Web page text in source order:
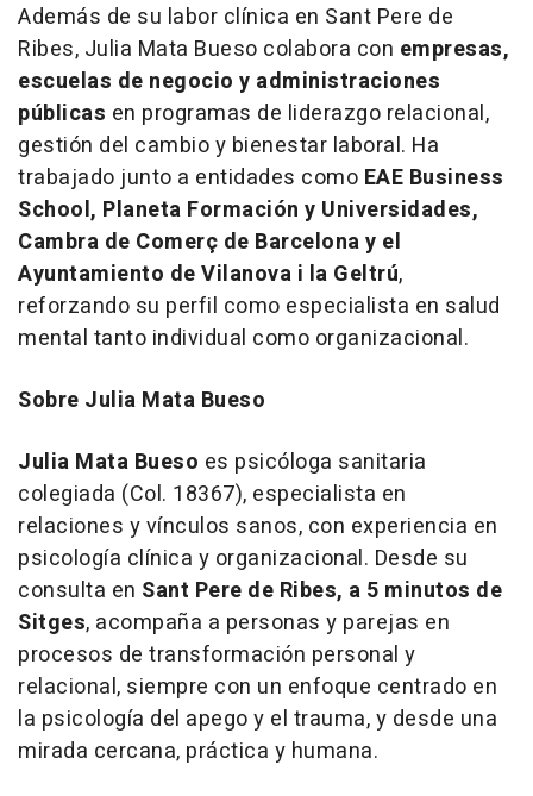
Además de su labor clínica en Sant Pere de
Ribes, Julia Mata Bueso colabora con empresas,
escuelas de negocio y administraciones
públicas en programas de liderazgo relacional,
gestión del cambio y bienestar laboral. Ha
trabajado junto a entidades como EAE Business
School, Planeta Formación y Universidades,
Cambra de Comerç de Barcelona y el
Ayuntamiento de Vilanova i la Geltrú,
reforzando su perfil como especialista en salud
mental tanto individual como organizacional.
Sobre Julia Mata Bueso
Julia Mata Bueso es psicóloga sanitaria
colegiada (Col. 18367), especialista en
relaciones y vínculos sanos, con experiencia en
psicología clínica y organizacional. Desde su
consulta en Sant Pere de Ribes, a 5 minutos de
Sitges, acompaña a personas y parejas en
procesos de transformación personal y
relacional, siempre con un enfoque centrado en
la psicología del apego y el trauma, y desde una
mirada cercana, práctica y humana.